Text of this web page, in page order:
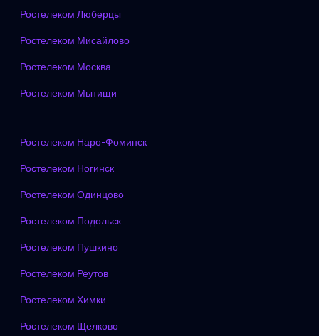
Ростелеком Люберцы
Ростелеком Мисайлово
Ростелеком Москва
Ростелеком Мытищи
Ростелеком Наро-Фоминск
Ростелеком Ногинск
Ростелеком Одинцово
Ростелеком Подольск
Ростелеком Пушкино
Ростелеком Реутов
Ростелеком Химки
Ростелеком Щелково